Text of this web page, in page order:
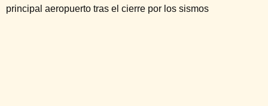
principal aeropuerto tras el cierre por los sismos